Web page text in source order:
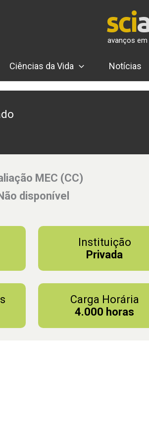
avanços em
Ciências da Vida Notícias
MEC (CC)
disponível
Instituição
Privada
Carga Horária
4.000 horas